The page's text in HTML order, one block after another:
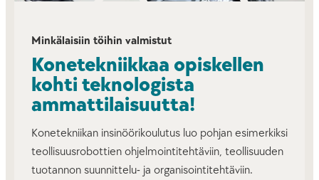
Minkälaisiin töihin valmistut
Konetekniikkaa opiskellen
kohti teknologista
ammattilaisuutta!
Konetekniikan insinöörikoulutus luo pohjan esimerkiksi
teollisuusrobottien ohjelmointitehtäviin, teollisuuden
tuotannon suunnittelu- ja organisointitehtäviin.